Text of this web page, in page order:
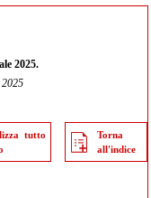
2025.
tutto
Torna
all'indice